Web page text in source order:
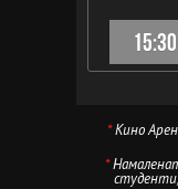
15:30
*Кино
*